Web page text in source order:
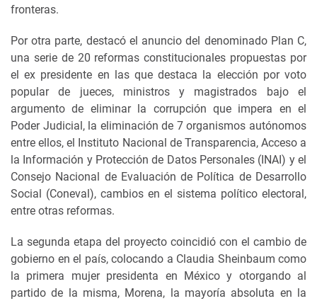
fronteras.
Por otra parte, destacó el anuncio del denominado Plan C,
una serie de 20 reformas constitucionales propuestas por
el ex presidente en las que destaca la elección por voto
popular de jueces, ministros y magistrados bajo el
argumento de eliminar la corrupción que impera en el
Poder Judicial, la eliminación de 7 organismos autónomos
entre ellos, el Instituto Nacional de Transparencia, Acceso a
la Información y Protección de Datos Personales (INAI) y el
Consejo Nacional de Evaluación de Política de Desarrollo
Social (Coneval), cambios en el sistema político electoral,
entre otras reformas.
La segunda etapa del proyecto coincidió con el cambio de
gobierno en el país, colocando a Claudia Sheinbaum como
la primera mujer presidenta en México y otorgando al
partido de la misma, Morena, la mayoría absoluta en la